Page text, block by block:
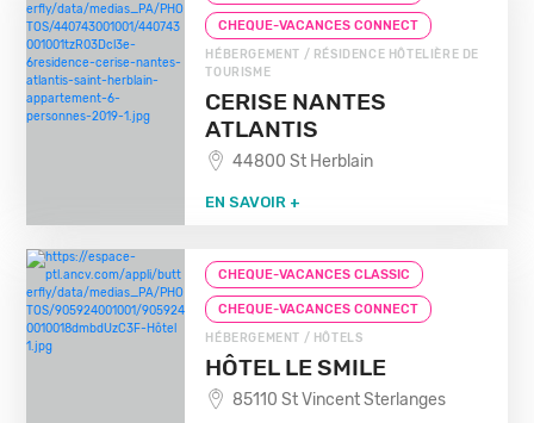
CHEQUE-VACANCES CONNECT
HÉBERGEMENT / RÉSIDENCE HÔTELIÈRE DE
TOURISME
CERISE NANTES
ATLANTIS
44800 St Herblain
EN SAVOIR +
CHEQUE-VACANCES CLASSIC
CHEQUE-VACANCES CONNECT
HÉBERGEMENT / HÔTELS
HÔTEL LE SMILE
85110 St Vincent Sterlanges